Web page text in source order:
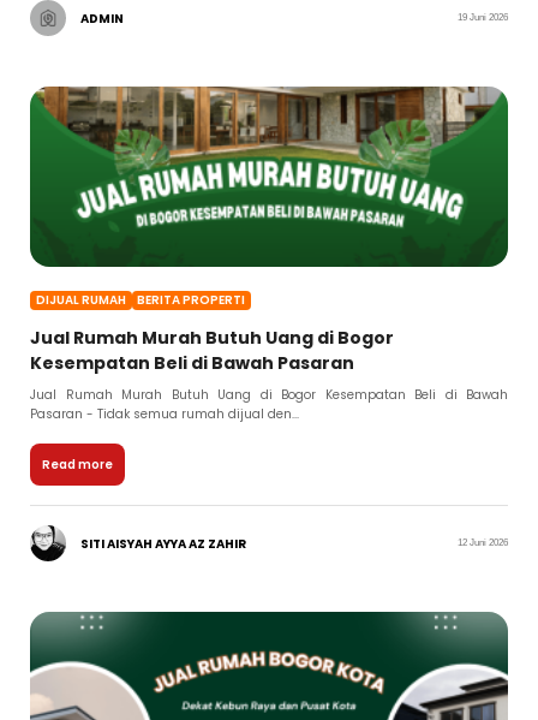
ADMIN 19 Juni 2026
DIJUAL RUMAH BERITA PROPERTI
Jual Rumah Murah Butuh Uang di Bogor
Kesempatan Beli di Bawah Pasaran
Jual Rumah Murah Butuh Uang di Bogor Kesempatan Beli di Bawah
Pasaran - Tidak semua rumah dijual den...
Read more
SITI AISYAH AYYA AZ ZAHIR 12 Juni 2026